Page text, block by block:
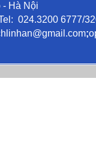
- Hà Nội
024.3200 6777/
.com;